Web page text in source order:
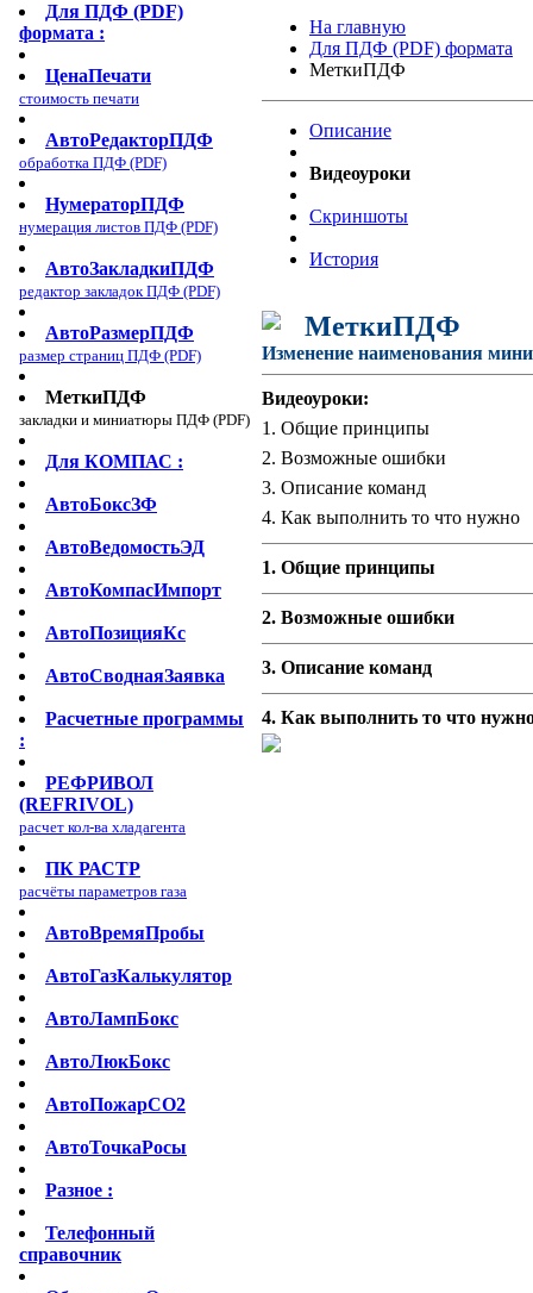
Для ПДФ (PDF)
формата :
ЦенаПечати
стоимость печати
АвтоРедакторПДФ
обработка ПДФ (PDF)
НумераторПДФ
нумерация листов ПДФ (PDF)
АвтоЗакладкиПДФ
редактор закладок ПДФ (PDF)
АвтоРазмерПДФ
размер страниц ПДФ (PDF)
МеткиПДФ
закладки и миниатюры ПДФ (PDF)
Для КОМПАС :
АвтоБоксЗФ
АвтоВедомостьЭД
АвтоКомпасИмпорт
АвтоПозицияКс
АвтоСводнаяЗаявка
Расчетные программы
:
РЕФРИВОЛ
(REFRIVOL)
расчет кол-ва хладагента
ПК РАСТР
расчёты параметров газа
АвтоВремяПробы
АвтоГазКалькулятор
АвтоЛампБокс
АвтоЛюкБокс
АвтоПожарСО2
АвтоТочкаРосы
Разное :
Телефонный
справочник
На главную
Для ПДФ (PDF) формата
МеткиПДФ
Описание
Видеоуроки
Скриншоты
История
МеткиПДФ
Изменение наименования
Видеоуроки:
1. Общие принципы
2. Возможные ошибки
3. Описание команд
4. Как выполнить то что нужно
1. Общие принципы
2. Возможные ошибки
3. Описание команд
4. Как выполнить то что